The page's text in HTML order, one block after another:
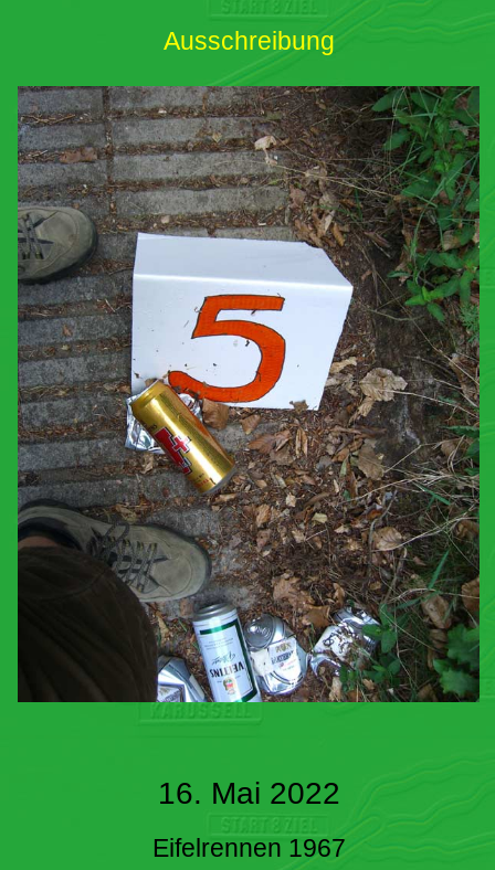
Ausschreibung
16. Mai 2022
Eifelrennen 1967